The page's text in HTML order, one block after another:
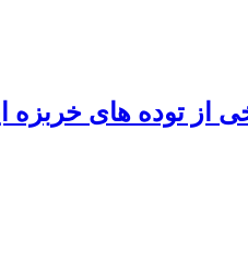
از توده های خربزه‌